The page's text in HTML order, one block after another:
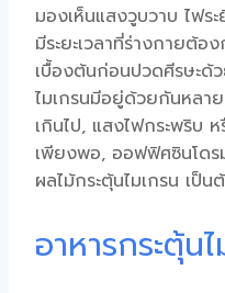
มองเห็นแสงวูบวาบ ไฟร
มีระยะเวลาที่ร่างกายต้
เบื้องต้นก่อนปวดศีรษะด้
ไมเกรนมีอยู่ด้วยกันหลา
เกินไป, แสงไฟกระพริบ
เพียงพอ, ออฟฟิศซินโดร
ผลไม้กระตุ้นไมเกรน เป็น
อาหารกระตุ้น